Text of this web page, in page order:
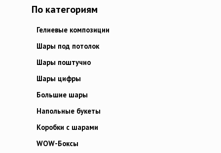
По категориям
Гелиевые композиции
Шары под потолок
Шары поштучно
Шары цифры
Большие шары
Напольные букеты
Коробки с шарами
WOW-Боксы